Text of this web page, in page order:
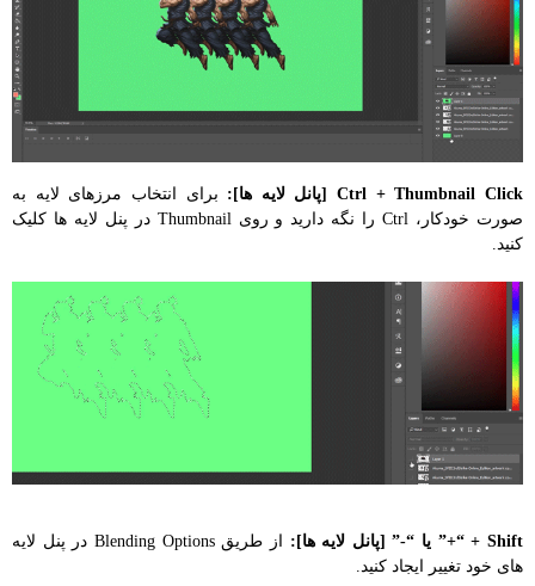
Ctrl + Thumbnail Click [پانل لایه ها]:
برای انتخاب مرزهای لایه به
صورت خودکار، Ctrl را نگه دارید و روی Thumbnail در پنل لایه ها کلیک
کنید.
Shift + “+” یا “-” [پانل لایه ها]:
از طریق Blending Options در پنل لایه
های خود تغییر ایجاد کنید.